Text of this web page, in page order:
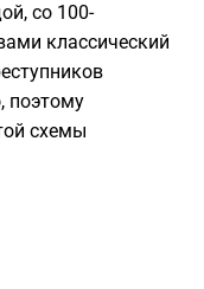
со 100-
классический
поэтому
схемы